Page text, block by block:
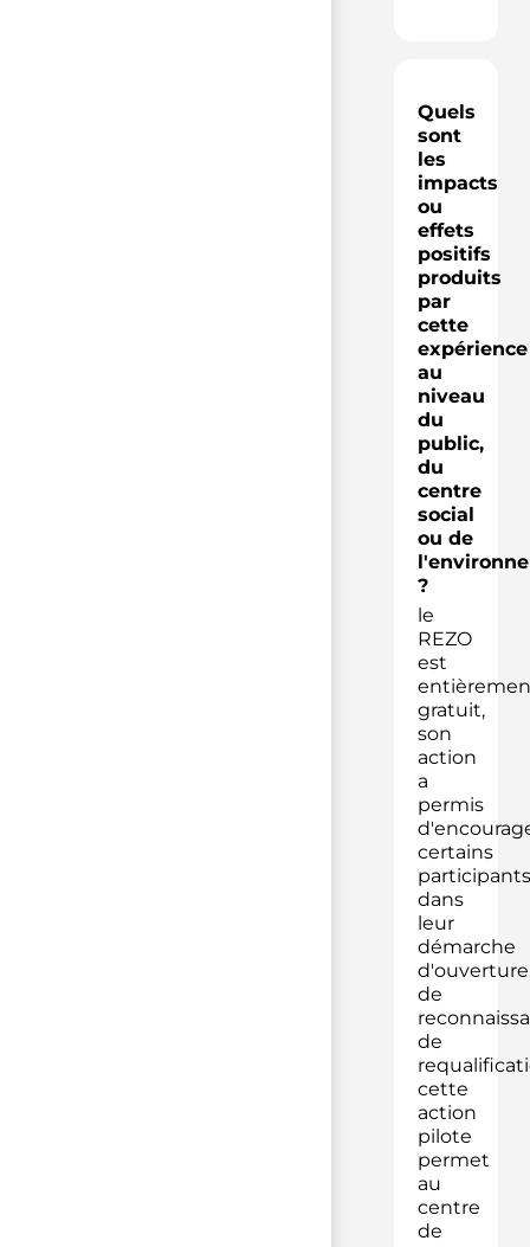
Quels
sont
les
impacts
ou
effets
positifs
produits
par
cette
expérience
au
niveau
du
public,
du
centre
social
ou de
?
le
REZO
est
gratuit,
son
action
a
permis
certains
participants
dans
leur
démarche
de
de
cette
action
pilote
permet
au
centre
de